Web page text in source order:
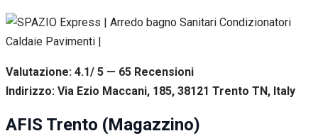
Valutazione: 4.1/ 5 — 65 Recensioni
Indirizzo: Via Ezio Maccani, 185, 38121 Trento TN, Italy
AFIS Trento (Magazzino)